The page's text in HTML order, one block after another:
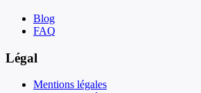
Blog
FAQ
Légal
Mentions légales